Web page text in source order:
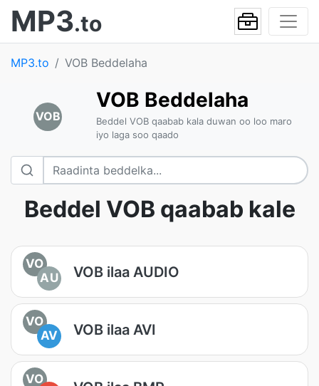
MP3.to
MP3.to VOB Beddelaha
VOB
VOB Beddelaha
Beddel VOB qaabab kala duwan oo loo maro
iyo laga soo qaado
Beddel VOB qaabab kale
VO
AU
VOB ilaa AUDIO
VO
AV
VOB ilaa AVI
VO